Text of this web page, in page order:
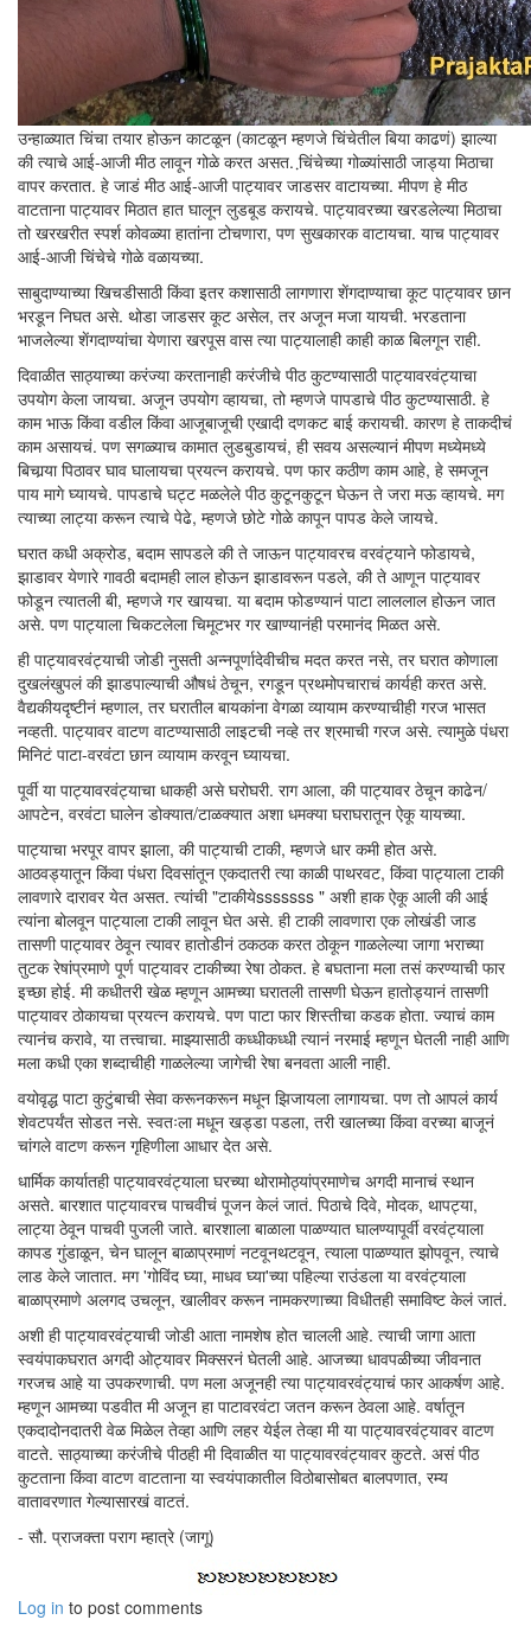
उन्हाळ्यात चिंचा तयार होऊन काटळून (काटळून म्हणजे चिंचेतील बिया काढणं) झाल्या
की त्याचे आई-आजी मीठ लावून गोळे करत असत. चि़ंचेच्या गोळ्यांसाठी जाड्या मिठाचा
वापर करतात. हे जाडं मीठ आई-आजी पाट्यावर जाडसर वाटायच्या. मीपण हे मीठ
वाटताना पाट्यावर मिठात हात घालून लुडबूड करायचे. पाट्यावरच्या खरडलेल्या मिठाचा
तो खरखरीत स्पर्श कोवळ्या हातांना टोचणारा, पण सुखकारक वाटायचा. याच पाट्यावर
आई-आजी चिंचेचे गोळे वळायच्या.
साबुदाण्याच्या खिचडीसाठी किंवा इतर कशासाठी लागणारा शेंगदाण्याचा कूट पाट्यावर छान
भरडून निघत असे. थोडा जाडसर कूट असेल, तर अजून मजा यायची. भरडताना
भाजलेल्या शेंगदाण्यांचा येणारा खरपूस वास त्या पाट्यालाही काही काळ बिलगून राही.
दिवाळीत साठ्याच्या करंज्या करतानाही करंजीचे पीठ कुटण्यासाठी पाट्यावरवंट्याचा
उपयोग केला जायचा. अजून उपयोग व्हायचा, तो म्हणजे पापडाचे पीठ कुटण्यासाठी. हे
काम भाऊ किंवा वडील किंवा आजूबाजूची एखादी दणकट बाई करायची. कारण हे ताकदीचं
काम असायचं. पण सगळ्याच कामात लुडबुडायचं, ही सवय असल्यानं मीपण मध्येमध्ये
बिचार्‍या पिठावर घाव घालायचा प्रयत्न करायचे. पण फार कठीण काम आहे, हे समजून
पाय मागे घ्यायचे. पापडाचे घट्ट मळलेले पीठ कुटूनकुटून घेऊन ते जरा मऊ व्हायचे. मग
त्याच्या लाट्या करून त्याचे पेढे, म्हणजे छोटे गोळे कापून पापड केले जायचे.
घरात कधी अक्रोड, बदाम सापडले की ते जाऊन पाट्यावरच वरवंट्याने फोडायचे,
झाडावर येणारे गावठी बदामही लाल होऊन झाडावरून पडले, की ते आणून पाट्यावर
फोडून त्यातली बी, म्हणजे गर खायचा. या बदाम फोडण्यानं पाटा लाललाल होऊन जात
असे. पण पाट्याला चिकटलेला चिमूटभर गर खाण्यानंही परमानंद मिळत असे.
ही पाट्यावरवंट्याची जोडी नुसती अन्नपूर्णादेवीचीच मदत करत नसे, तर घरात कोणाला
दुखलंखुपलं की झाडपाल्याची औषधं ठेचून, रगडून प्रथमोपचाराचं कार्यही करत असे.
वैद्यकीयदृष्टीनं म्हणाल, तर घरातील बायकांना वेगळा व्यायाम करण्याचीही गरज भासत
नव्हती. पाट्यावर वाटण वाटण्यासाठी लाइटची नव्हे तर श्रमाची गरज असे. त्यामुळे पंधरा
मिनिटं पाटा-वरवंटा छान व्यायाम करवून घ्यायचा.
पूर्वी या पाट्यावरवंट्याचा धाकही असे घरोघरी. राग आला, की पाट्यावर ठेचून काढेन/
आपटेन, वरवंटा घालेन डोक्यात/टाळक्यात अशा धमक्या घराघरातून ऐकू यायच्या.
पाट्याचा भरपूर वापर झाला, की पाट्याची टाकी, म्हणजे धार कमी होत असे.
आठवड्यातून किंवा पंधरा दिवसांतून एकदातरी त्या काळी पाथरवट, किंवा पाट्याला टाकी
लावणारे दारावर येत असत. त्यांची "टाकीयेsssssss " अशी हाक ऐकू आली की आई
त्यांना बोलवून पाट्याला टाकी लावून घेत असे. ही टाकी लावणारा एक लोखंडी जाड
तासणी पाट्यावर ठेवून त्यावर हातोडीनं ठकठक करत ठोकून गाळलेल्या जागा भराच्या
तुटक रेषांप्रमाणे पूर्ण पाट्यावर टाकीच्या रेषा ठोकत. हे बघताना मला तसं करण्याची फार
इच्छा होई. मी कधीतरी खेळ म्हणून आमच्या घरातली तासणी घेऊन हातोड्यानं तासणी
पाट्यावर ठोकायचा प्रयत्न करायचे. पण पाटा फार शिस्तीचा कडक होता. ज्याचं काम
त्यानंच करावे, या तत्त्वाचा. माझ्यासाठी कध्धीकध्धी त्यानं नरमाई म्हणून घेतली नाही आणि
मला कधी एका शब्दाचीही गाळलेल्या जागेची रेषा बनवता आली नाही.
वयोवृद्ध पाटा कुटुंबाची सेवा करूनकरून मधून झिजायला लागायचा. पण तो आपलं कार्य
शेवटपर्यंत सोडत नसे. स्वतःला मधून खड्डा पडला, तरी खालच्या किंवा वरच्या बाजूनं
चांगले वाटण करून गृहिणीला आधार देत असे.
धार्मिक कार्यातही पाट्यावरवंट्याला घरच्या थोरामोठ्यांप्रमाणेच अगदी मानाचं स्थान
असते. बारशात पाट्यावरच पाचवीचं पूजन केलं जातं. पिठाचे दिवे, मोदक, थापट्या,
लाट्या ठेवून पाचवी पुजली जाते. बारशाला बाळाला पाळण्यात घालण्यापूर्वी वरवंट्याला
कापड गुंडाळून, चेन घालून बाळाप्रमाणं नटवूनथटवून, त्याला पाळण्यात झोपवून, त्याचे
लाड केले जातात. मग 'गोविंद घ्या, माधव घ्या'च्या पहिल्या राउंडला या वरवंट्याला
बाळाप्रमाणे अलगद उचलून, खालीवर करून नामकरणाच्या विधीतही समाविष्ट केलं जातं.
अशी ही पाट्यावरवंट्याची जोडी आता नामशेष होत चालली आहे. त्याची जागा आता
स्वयंपाकघरात अगदी ओट्यावर मिक्सरनं घेतली आहे. आजच्या धावपळीच्या जीवनात
गरजच आहे या उपकरणाची. पण मला अजूनही त्या पाट्यावरवंट्याचं फार आकर्षण आहे.
म्हणून आमच्या पडवीत मी अजून हा पाटावरवंटा जतन करून ठेवला आहे. वर्षातून
एकदादोनदातरी वेळ मिळेल तेव्हा आणि लहर येईल तेव्हा मी या पाट्यावरवंट्यावर वाटण
वाटते. साठ्याच्या करंजीचे पीठही मी दिवाळीत या पाट्यावरवंट्यावर कुटते. असं पीठ
कुटताना किंवा वाटण वाटताना या स्वयंपाकातील विठोबासोबत बालपणात, रम्य
वातावरणात गेल्यासारखं वाटतं.
- सौ. प्राजक्ता पराग म्हात्रे (जागू)
Log in to post comments